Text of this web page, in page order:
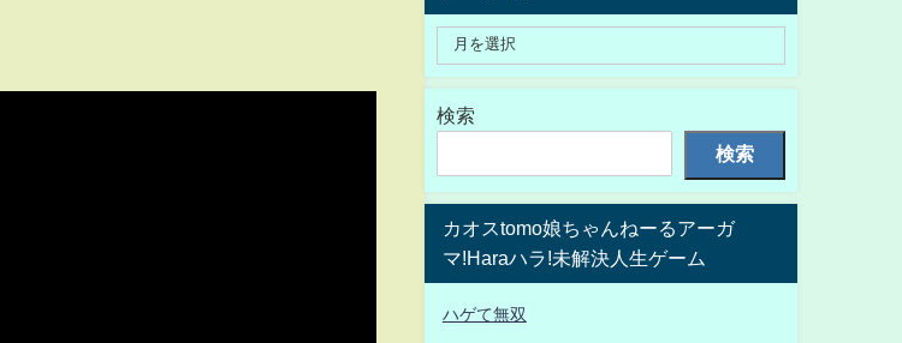
検索
検索
カオスtomo娘ちゃんねーるアーガ
マ!Haraハラ!未解決人生ゲーム
ハゲて無双